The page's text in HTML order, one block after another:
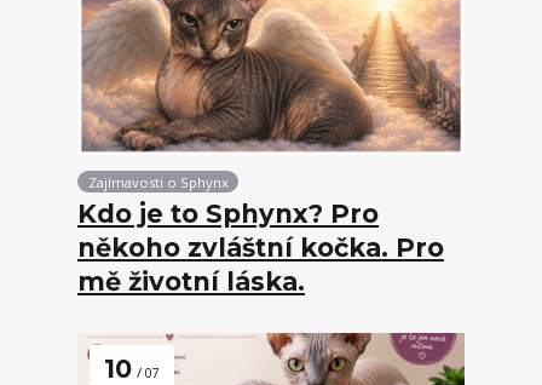
Zajímavosti o Sphynx
Kdo je to Sphynx? Pro
někoho zvláštní kočka. Pro
mě životní láska.
10 07